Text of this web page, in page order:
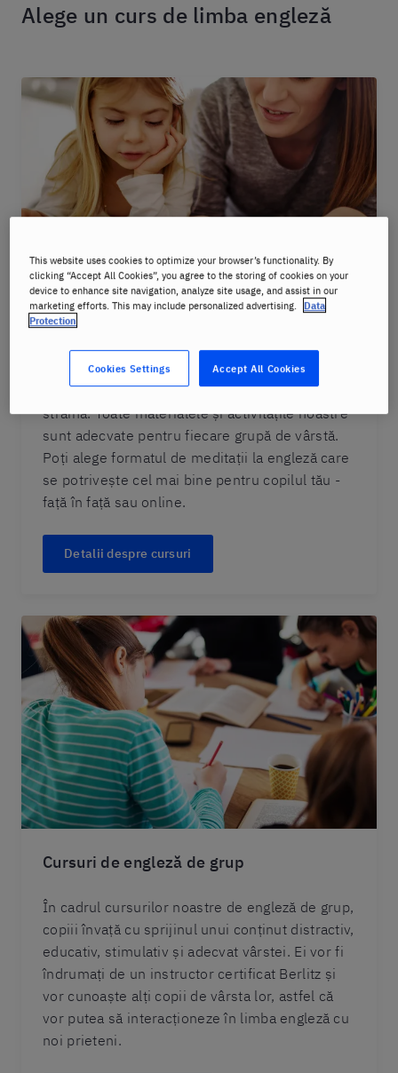
Alege un curs de limba engleză
Cursuri individuale de limba engleză
În fiecare clasă, instructorii noștri vor lucra cu
copilul tău pentru a avansa în noua limbă
străină. Toate materialele și activitățile noastre
sunt adecvate pentru fiecare grupă de vârstă.
Poți alege formatul de meditații la engleză care
se potrivește cel mai bine pentru copilul tău -
față în față sau online.
Detalii despre cursuri
Cursuri de engleză de grup
În cadrul cursurilor noastre de engleză de grup,
copiii învață cu sprijinul unui conținut distractiv,
educativ, stimulativ și adecvat vârstei. Ei vor fi
îndrumați de un instructor certificat Berlitz și
vor cunoaște alți copii de vârsta lor, astfel că
vor putea să interacționeze în limba engleză cu
noi prieteni.
This website uses cookies to optimize your browser’s functionality. By
clicking “Accept All Cookies”, you agree to the storing of cookies on your
device to enhance site navigation, analyze site usage, and assist in our
marketing efforts. This may include personalized advertising.
Data
Protection
Accept All Cookies
Cookies Settings